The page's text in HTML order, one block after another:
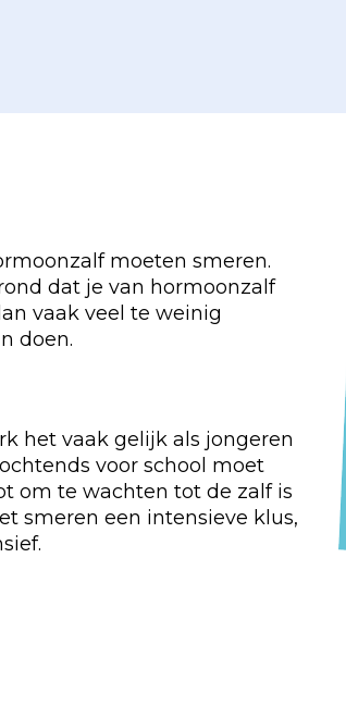
moeten smeren.
dat je van hormoonzalf
vaak veel te weinig
doen.
het vaak gelijk als jongeren
voor school moet
om te wachten tot de zalf is
smeren een intensieve klus,